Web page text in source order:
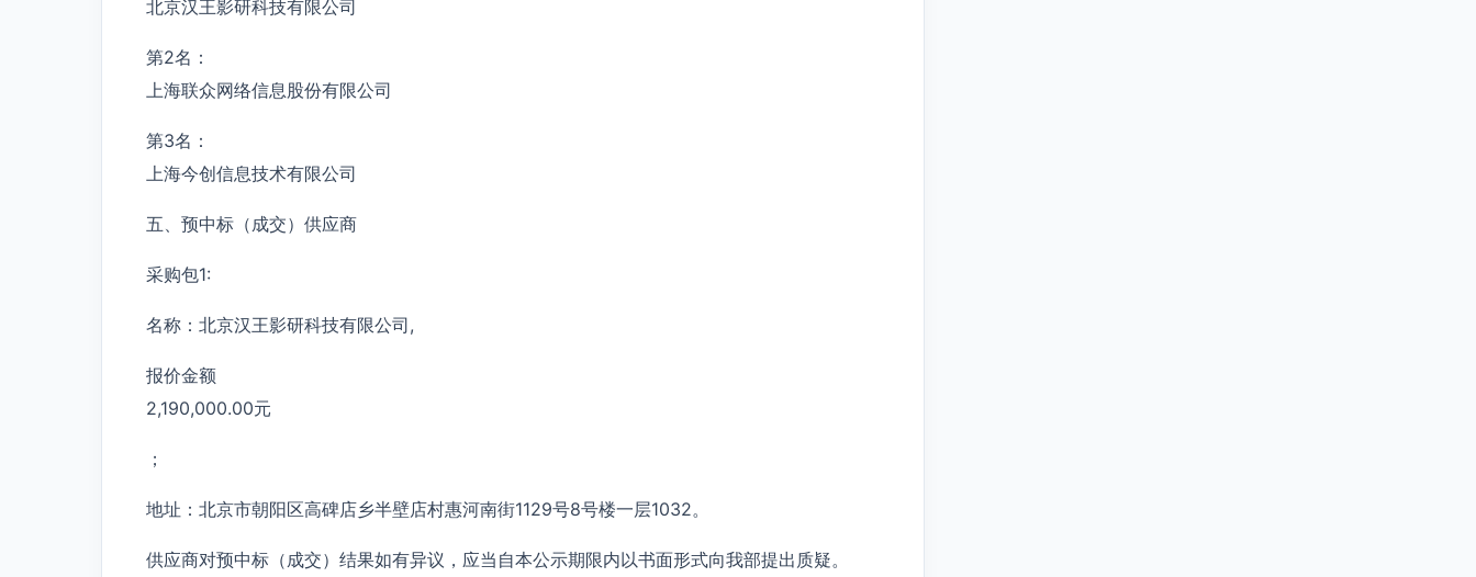
北京汉王影研科技有限公司
第2名：
上海联众网络信息股份有限公司
第3名：
上海今创信息技术有限公司
五、预中标（成交）供应商
采购包1:
名称：北京汉王影研科技有限公司,
报价金额
2,190,000.00元
；
地址：北京市朝阳区高碑店乡半壁店村惠河南街1129号8号楼一层1032。
供应商对预中标（成交）结果如有异议，应当自本公示期限内以书面形式向我部提出质疑。